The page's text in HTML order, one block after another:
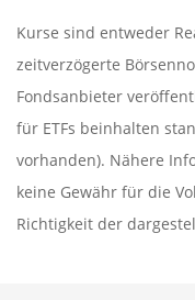
Kurse sind entweder
zeitverzögerte
Fondsanbieter
für ETFs beinhalten
vorhanden). Nähere
keine Gewähr für die
Richtigkeit der